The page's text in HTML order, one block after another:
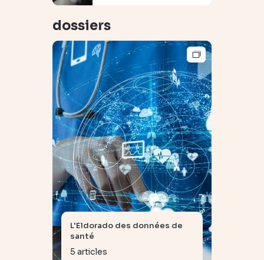
dossiers
L'Eldorado des données de
santé
5 articles